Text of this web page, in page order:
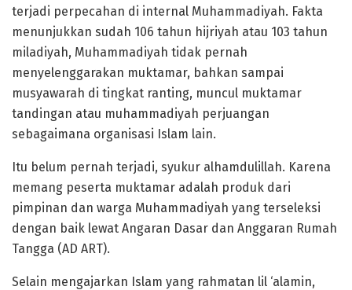
terjadi perpecahan di internal Muhammadiyah. Fakta
menunjukkan sudah 106 tahun hijriyah atau 103 tahun
miladiyah, Muhammadiyah tidak pernah
menyelenggarakan muktamar, bahkan sampai
musyawarah di tingkat ranting, muncul muktamar
tandingan atau muhammadiyah perjuangan
sebagaimana organisasi Islam lain.
Itu belum pernah terjadi, syukur alhamdulillah. Karena
memang peserta muktamar adalah produk dari
pimpinan dan warga Muhammadiyah yang terseleksi
dengan baik lewat Angaran Dasar dan Anggaran Rumah
Tangga (AD ART).
Selain mengajarkan Islam yang rahmatan lil ‘alamin,